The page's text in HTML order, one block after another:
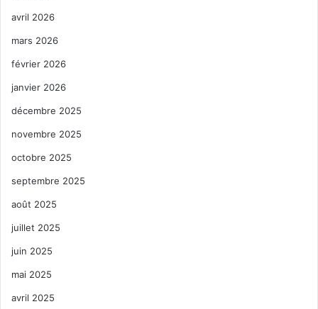
avril 2026
mars 2026
février 2026
janvier 2026
décembre 2025
novembre 2025
octobre 2025
septembre 2025
août 2025
juillet 2025
juin 2025
mai 2025
avril 2025